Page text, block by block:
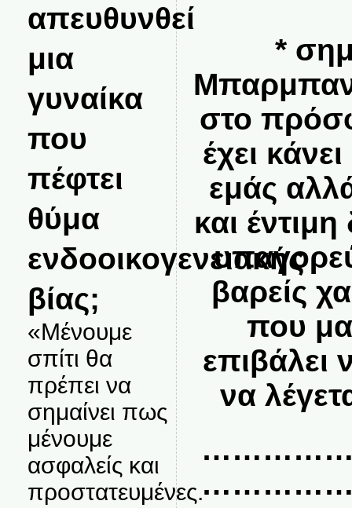
απευθυνθεί
μια
γυναίκα
που
πέφτει
θύμα
ενδοοικογενειακής
βίας;
«Μένουμε
σπίτι θα
πρέπει να
σημαίνει πως
μένουμε
ασφαλείς και
προστατευμένες.
*
στο
έχει
εμάς
και
βαρείς
που
επιβάλει
να